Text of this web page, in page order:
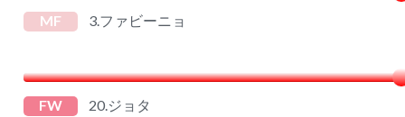
MF 3.ファビーニョ
FW 20.ジョタ